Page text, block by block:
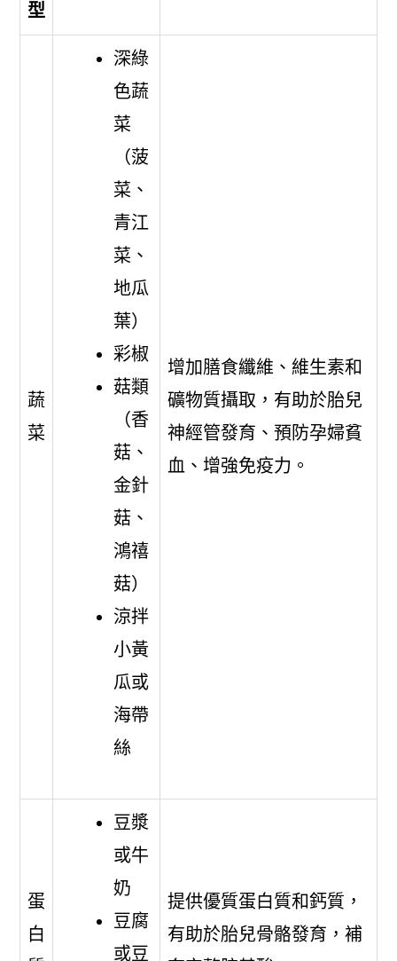
型
蔬
菜
深綠
色蔬
菜
（菠
菜、
青江
菜、
地瓜
葉）
彩椒
菇類
（香
菇、
金針
菇、
鴻禧
菇）
涼拌
小黃
瓜或
海帶
絲
增加膳食纖維、維生素和
礦物質攝取，有助於胎兒
神經管發育、預防孕婦貧
血、增強免疫力。
蛋
白
豆漿
或牛
奶
豆腐
或豆
提供優質蛋白質和鈣質，
有助於胎兒骨骼發育，補